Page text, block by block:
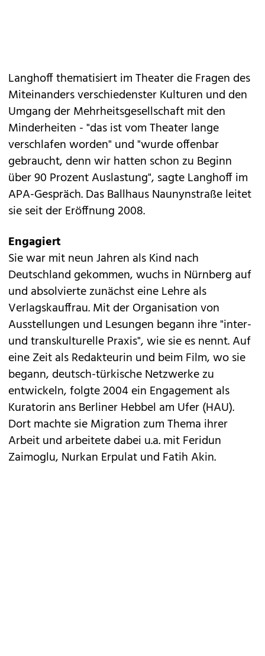
Langhoff thematisiert im Theater die Fragen des
Miteinanders verschiedenster Kulturen und den
Umgang der Mehrheitsgesellschaft mit den
Minderheiten - "das ist vom Theater lange
verschlafen worden" und "wurde offenbar
gebraucht, denn wir hatten schon zu Beginn
über 90 Prozent Auslastung", sagte Langhoff im
APA-Gespräch. Das Ballhaus Naunynstraße leitet
sie seit der Eröffnung 2008.
Engagiert
Sie war mit neun Jahren als Kind nach
Deutschland gekommen, wuchs in Nürnberg auf
und absolvierte zunächst eine Lehre als
Verlagskauffrau. Mit der Organisation von
Ausstellungen und Lesungen begann ihre "inter-
und transkulturelle Praxis", wie sie es nennt. Auf
eine Zeit als Redakteurin und beim Film, wo sie
begann, deutsch-türkische Netzwerke zu
entwickeln, folgte 2004 ein Engagement als
Kuratorin ans Berliner Hebbel am Ufer (HAU).
Dort machte sie Migration zum Thema ihrer
Arbeit und arbeitete dabei u.a. mit Feridun
Zaimoglu, Nurkan Erpulat und Fatih Akin.